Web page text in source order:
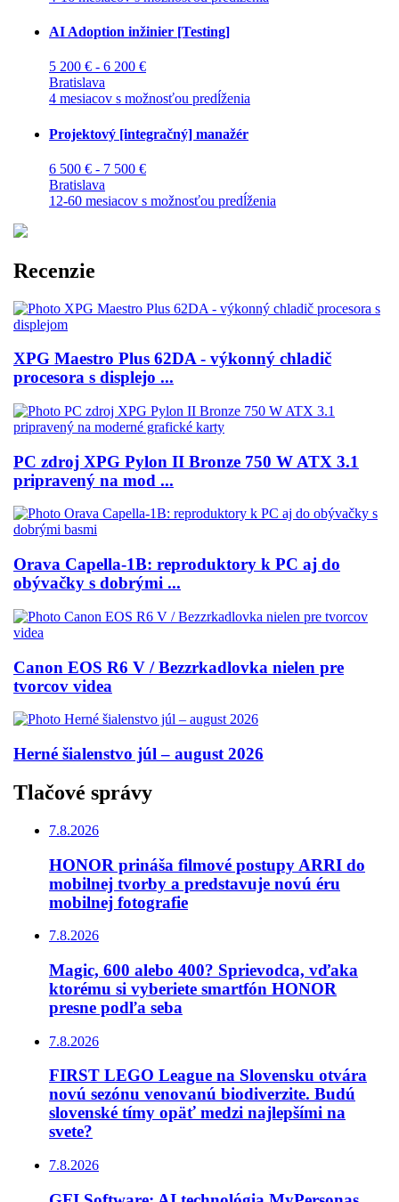
AI Adoption inžinier [Testing]
5 200 € - 6 200 €
Bratislava
4 mesiacov s možnosťou predĺženia
Projektový [integračný] manažér
6 500 € - 7 500 €
Bratislava
12-60 mesiacov s možnosťou predĺženia
Recenzie
XPG Maestro Plus 62DA - výkonný chladič
procesora s displejo ...
PC zdroj XPG Pylon II Bronze 750 W ATX 3.1
pripravený na mod ...
Orava Capella-1B: reproduktory k PC aj do
obývačky s dobrými ...
Canon EOS R6 V / Bezzrkadlovka nielen pre
tvorcov videa
Herné šialenstvo júl – august 2026
Tlačové správy
7.8.2026
HONOR prináša filmové postupy ARRI do
mobilnej tvorby a predstavuje novú éru
mobilnej fotografie
7.8.2026
Magic, 600 alebo 400? Sprievodca, vďaka
ktorému si vyberiete smartfón HONOR
presne podľa seba
7.8.2026
FIRST LEGO League na Slovensku otvára
novú sezónu venovanú biodiverzite. Budú
slovenské tímy opäť medzi najlepšími na
svete?
7.8.2026